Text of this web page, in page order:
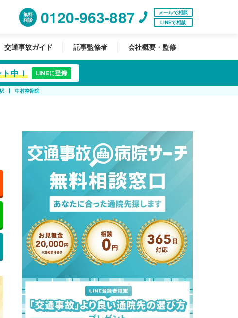
無料
相談
0120-963-887
メールで相談
LINEで相談
交通事故ガイド 記事監修者 会社概要・監修
ト中！ LINEに登録
中村整骨院